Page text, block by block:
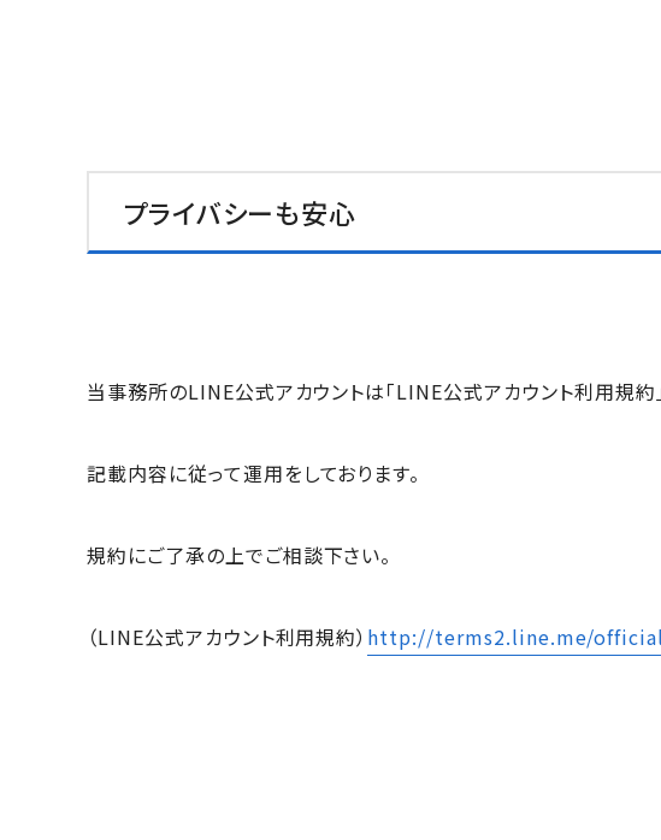
プライバシーも安心
当事務所のLINE公式アカウントは「LINE公式アカウント利用規約
記載内容に従って運用をしております。
規約にご了承の上でご相談下さい。
（LINE公式アカウント利用規約） http://terms2.line.me/